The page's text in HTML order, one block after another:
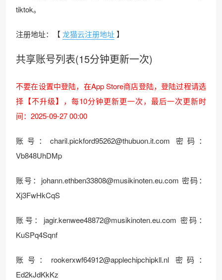
tiktok。
注册地址：【龙猫云注册地址】
共享账号列表(15分钟更新一次)
不要在设置中登陆，在App Store商店登陆，登陆过程请选
择【不升级】，每10分钟更新更一次，最后一次更新时
间：2025-09-27 00:00
账号： charil.pickford95262@thubuon.it.com 密码：
Vb848UhDMp
账号： johann.ethben33808@musikinoten.eu.com 密码：
Xj3FwHkCqS
账号： jagir.kenwee48872@musikinoten.eu.com 密码：
KuSPq4Sqnf
账号： rookerxwf64912@applechipchipkll.nl 密码：
Ed2kJdKkKz